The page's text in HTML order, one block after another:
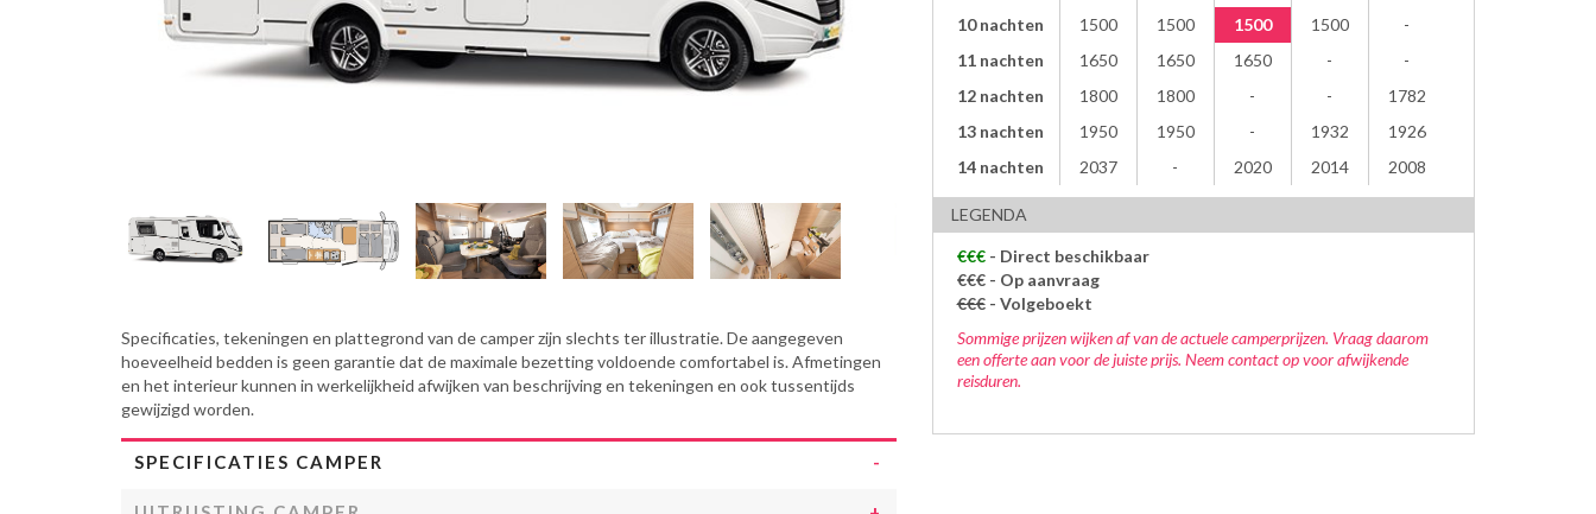
Specificaties, tekeningen en plattegrond van de camper zijn slechts ter illustratie. De aangegeven
hoeveelheid bedden is geen garantie dat de maximale bezetting voldoende comfortabel is. Afmetingen
en het interieur kunnen in werkelijkheid afwijken van beschrijving en tekeningen en ook tussentijds
gewijzigd worden.
SPECIFICATIES CAMPER
10 nachten
1500 1500 1500
1500
11 nachten
1650 1650
1650
12 nachten
1800 1800
1782
13 nachten
1950 1950 1932
1926
14 nachten
2037 2020 2014 2008
LEGENDA
€€€- Direct beschikbaar
€€€- Op aanvraag
€€€- Volgeboekt
Sommige prijzen wijken af van de actuele camperprijzen. Vraag daarom
een offerte aan voor de juiste prijs. Neem contact op voor afwijkende
reisduren.